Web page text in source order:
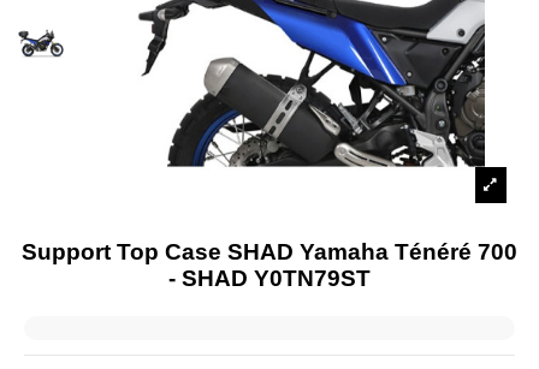
Support Top Case SHAD Yamaha Ténéré 700
- SHAD Y0TN79ST